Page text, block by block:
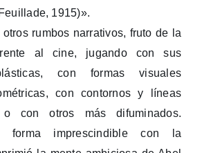
1915)».
rumbos narrativos, fruto de la
al cine, jugando con sus
con formas visuales
con contornos y líneas
o con otros más difuminados.
forma imprescindible con la